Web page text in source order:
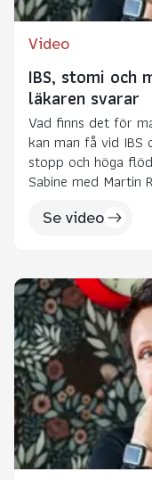
Video
IBS, stomi och
läkaren svarar
Vad finns det för
kan man få vid IBS
stopp och höga
Sabine med Martin
Se video